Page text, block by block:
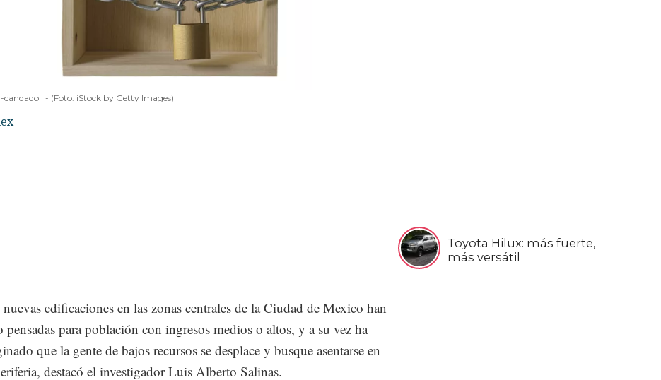
Toyota Hilux: más fuerte,
más versátil
candado - (Foto: iStock by Getty Images)
edificaciones en las zonas centrales de la Ciudad de Mexico han
pensadas para población con ingresos medios o altos, y a su vez ha
que la gente de bajos recursos se desplace y busque asentarse en
destacó el investigador Luis Alberto Salinas.